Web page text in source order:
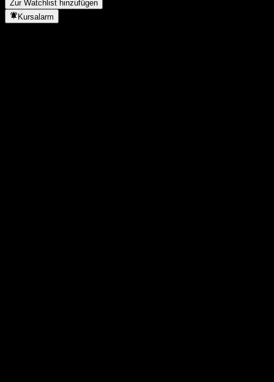
Zur Watchlist hinzufügen
Kursalarm